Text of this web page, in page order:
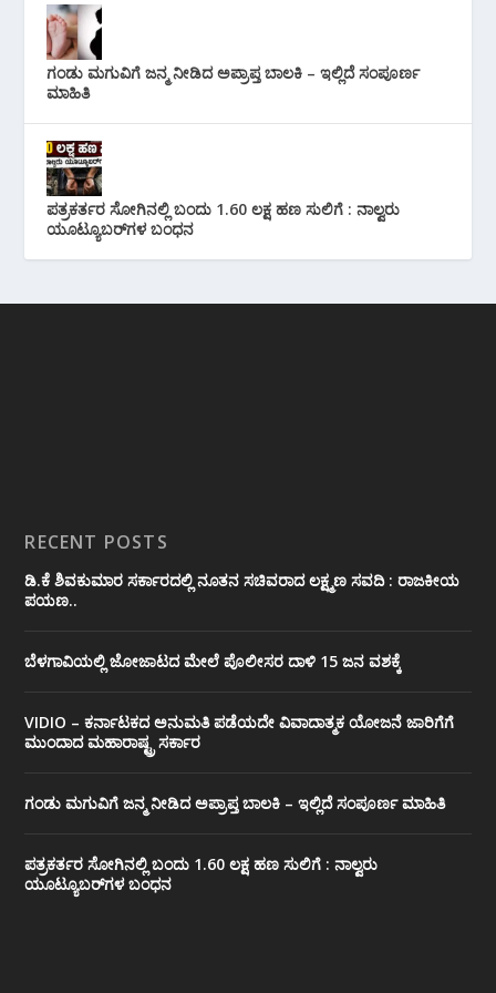
ಗಂಡು ಮಗುವಿಗೆ ಜನ್ಮ ನೀಡಿದ ಅಪ್ರಾಪ್ತ ಬಾಲಕಿ – ಇಲ್ಲಿದೆ ಸಂಪೂರ್ಣ
ಮಾಹಿತಿ
ಪತ್ರಕರ್ತರ ಸೋಗಿನಲ್ಲಿ ಬಂದು 1.60 ಲಕ್ಷ ಹಣ ಸುಲಿಗೆ : ನಾಲ್ವರು
ಯೂಟ್ಯೂಬರ್‌ಗಳ ಬಂಧನ
RECENT POSTS
ಡಿ.ಕೆ ಶಿವಕುಮಾರ ಸರ್ಕಾರದಲ್ಲಿ ನೂತನ ಸಚಿವರಾದ ಲಕ್ಷ್ಮಣ ಸವದಿ : ರಾಜಕೀಯ
ಪಯಣ..
ಬೆಳಗಾವಿಯಲ್ಲಿ ಜೋಜಾಟದ ಮೇಲೆ ಪೊಲೀಸರ ದಾಳಿ 15 ಜನ ವಶಕ್ಕೆ
VIDIO – ಕರ್ನಾಟಕದ ಅನುಮತಿ ಪಡೆಯದೇ ವಿವಾದಾತ್ಮಕ ಯೋಜನೆ ಜಾರಿಗೆಗೆ
ಮುಂದಾದ ಮಹಾರಾಷ್ಟ್ರ ಸರ್ಕಾರ
ಗಂಡು ಮಗುವಿಗೆ ಜನ್ಮ ನೀಡಿದ ಅಪ್ರಾಪ್ತ ಬಾಲಕಿ – ಇಲ್ಲಿದೆ ಸಂಪೂರ್ಣ ಮಾಹಿತಿ
ಪತ್ರಕರ್ತರ ಸೋಗಿನಲ್ಲಿ ಬಂದು 1.60 ಲಕ್ಷ ಹಣ ಸುಲಿಗೆ : ನಾಲ್ವರು
ಯೂಟ್ಯೂಬರ್‌ಗಳ ಬಂಧನ